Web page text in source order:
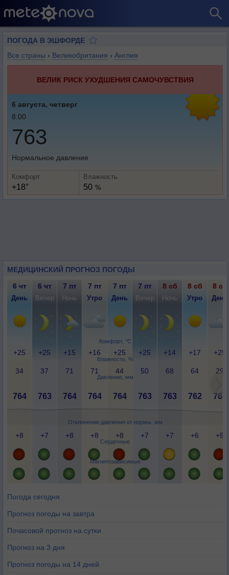
ПОГОДА В ЭШФОРДЕ
Все страны › Великобритания › Англия
ВЕЛИК РИСК УХУДШЕНИЯ САМОЧУВСТВИЯ
6 августа, четверг
8:00
763
Нормальное давление
Комфорт
+18°
Влажность
50 %
МЕДИЦИНСКИЙ ПРОГНОЗ ПОГОДЫ
Комфорт, °C
Влажность, %
Давление, мм
Отклонение давления от нормы, мм
Сердечные
Магнитозависимые
6 чт 6 чт 7 пт 7 пт 7 пт 7 пт 8 сб 8 сб 8 сб
День Вечер Ночь Утро День Вечер Ночь Утро День
+25 +25 +15 +16 +25 +25 +14 +17 +25
34 37 71 71 44 50 68 64 29
764 763 764 764 764 763 763 762 761
+8 +7 +8 +8 +8 +7 +7 +6 +5
Погода сегодня
Прогноз погоды на завтра
Почасовой прогноз на сутки
Прогноз на 3 дня
Прогноз погоды на 14 дней